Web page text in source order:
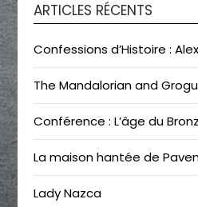
ARTICLES RÉCENTS
Confessions d’Histoire :
The Mandalorian and Grogu
Conférence : L’âge du
La maison hantée de
Lady Nazca